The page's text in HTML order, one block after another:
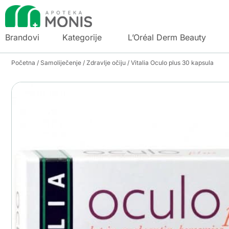
Brandovi Kategorije L’Oréal Derm Beauty
Početna / Samoliječenje / Zdravlje očiju / Vitalia Oculo plus 30 kapsula